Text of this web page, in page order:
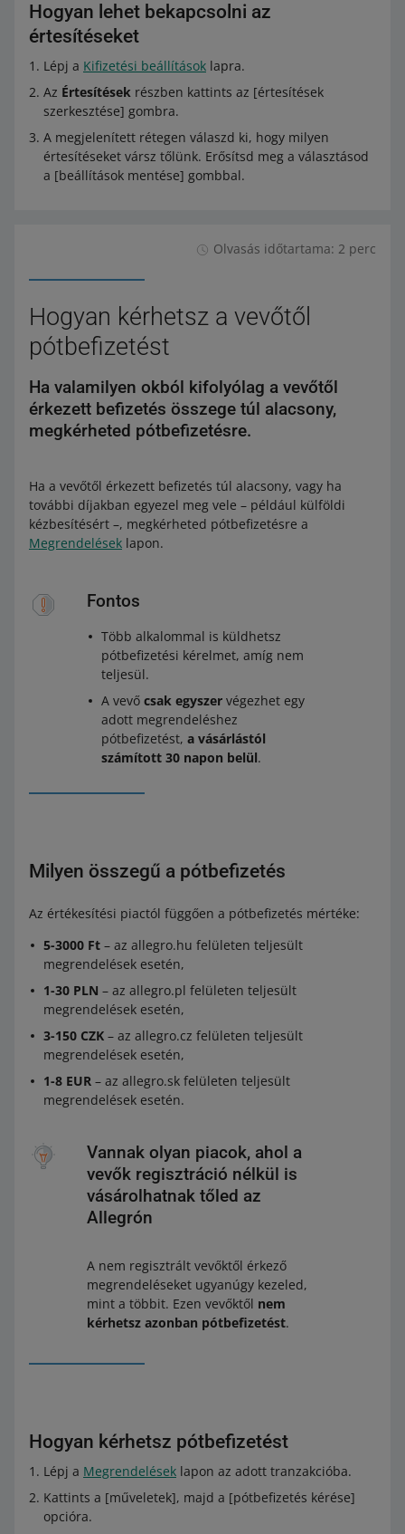
Hogyan lehet bekapcsolni az
értesítéseket
Lépj a Kifizetési beállítások lapra.
Az Értesítések részben kattints az [értesítések
szerkesztése] gombra.
A megjelenített rétegen válaszd ki, hogy milyen
értesítéseket vársz tőlünk. Erősítsd meg a választásod
a [beállítások mentése] gombbal.
Olvasás időtartama: 2 perc
Hogyan kérhetsz a vevőtől
pótbefizetést
Ha valamilyen okból kifolyólag a vevőtől
érkezett befizetés összege túl alacsony,
megkérheted pótbefizetésre.
Ha a vevőtől érkezett befizetés túl alacsony, vagy ha
további díjakban egyezel meg vele – például külföldi
kézbesítésért –, megkérheted pótbefizetésre a
Megrendelések lapon.
Fontos
Több alkalommal is küldhetsz
pótbefizetési kérelmet, amíg nem
teljesül.
A vevő csak egyszer végezhet egy
adott megrendeléshez
pótbefizetést, a vásárlástól
számított 30 napon belül.
Milyen összegű a pótbefizetés
Az értékesítési piactól függően a pótbefizetés mértéke:
5-3000 Ft – az allegro.hu felületen teljesült
megrendelések esetén,
1-30 PLN – az allegro.pl felületen teljesült
megrendelések esetén,
3-150 CZK – az allegro.cz felületen teljesült
megrendelések esetén,
1-8 EUR – az allegro.sk felületen teljesült
megrendelések esetén.
Vannak olyan piacok, ahol a
vevők regisztráció nélkül is
vásárolhatnak tőled az
Allegrón
A nem regisztrált vevőktől érkező
megrendeléseket ugyanúgy kezeled,
mint a többit. Ezen vevőktől nem
kérhetsz azonban pótbefizetést.
Hogyan kérhetsz pótbefizetést
Lépj a Megrendelések lapon az adott tranzakcióba.
Kattints a [műveletek], majd a [pótbefizetés kérése]
opcióra.